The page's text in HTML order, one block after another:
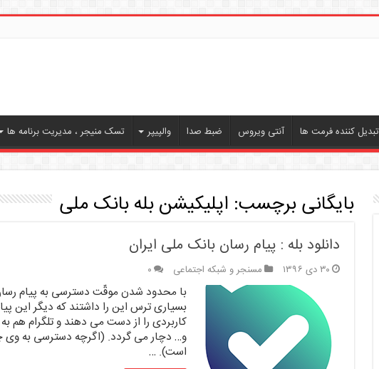
تبدیل کننده فرمت ها آنتی ویروس ضبط صدا والپیپر تسک منیجر ، مدیریت برنامه ها
بایگانی برچسب: اپلیکیشن بله بانک ملی
دانلود بله : پیام رسان بانک ملی ایران
۳۰ دی ۱۳۹۶ مسنجر و شبکه اجتماعی ۰
با محدود شدن موقّت دسترسی به پیام
بسیاری ترس این را داشتند که دیگر این
کاربردی را از دست می دهند و تلگرام هم
و… دچار می گردد. (اگرچه دسترسی به
است). …